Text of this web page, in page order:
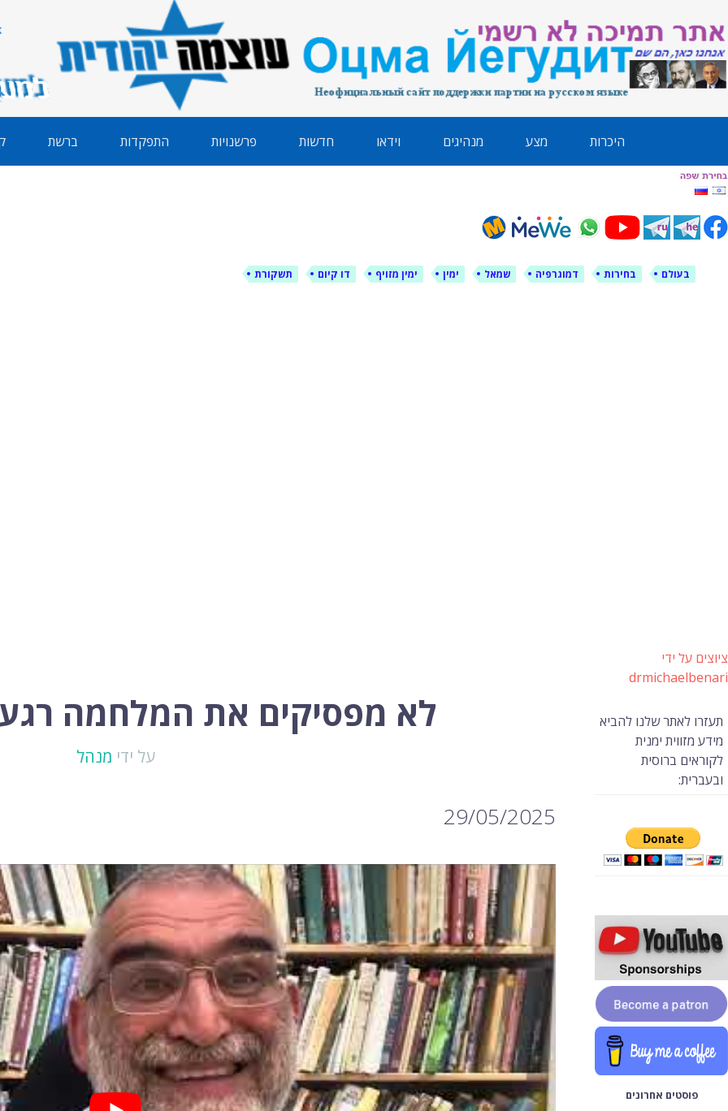
לימין עוצמה יהודית
היכרות מצע מנהיגים וידאו חדשות פרשנויות התפקדות ברשת
בעולם בחירות דמוגרפיה שמאל ימין ימין מזויף דו קיום תשקורת
לא מפסיקים את המלחמה
על ידי מנהל
29/05/2025
ציוצים על ידי
drmichaelbenari
תעזרו לאתר שלנו להביא
מידע מזווית ימנית
לקוראים ברוסית
ובעברית:
פוסטים אחרונים